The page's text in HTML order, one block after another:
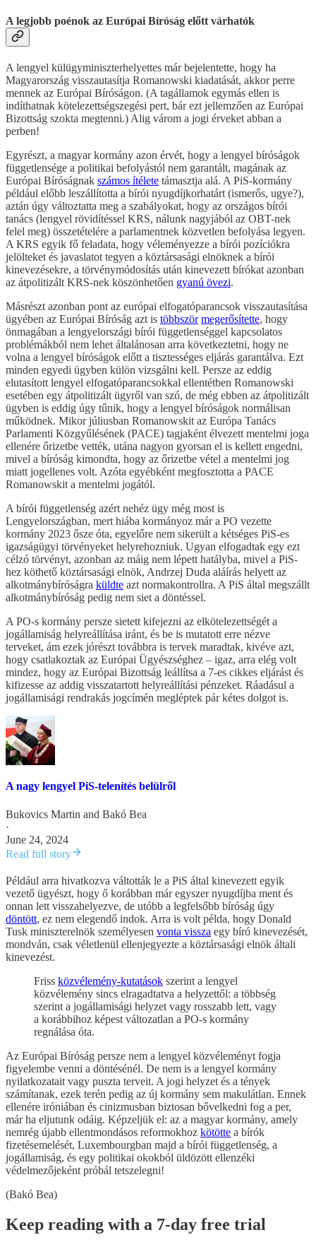
A legjobb poénok az Európai Bíróság előtt várhatók
A lengyel külügyminiszterhelyettes már bejelentette, hogy ha
Magyarország visszautasítja Romanowski kiadatását, akkor perre
mennek az Európai Bíróságon. (A tagállamok egymás ellen is
indíthatnak kötelezettségszegési pert, bár ezt jellemzően az Európai
Bizottság szokta megtenni.) Alig várom a jogi érveket abban a
perben!
Egyrészt, a magyar kormány azon érvét, hogy a lengyel bíróságok
függetlensége a politikai befolyástól nem garantált, magának az
Európai Bíróságnak számos ítélete támasztja alá. A PiS-kormány
például előbb leszállította a bírói nyugdíjkorhatárt (ismerős, ugye?),
aztán úgy változtatta meg a szabályokat, hogy az országos bírói
tanács (lengyel rövidítéssel KRS, nálunk nagyjából az OBT-nek
felel meg) összetételére a parlamentnek közvetlen befolyása legyen.
A KRS egyik fő feladata, hogy véleményezze a bírói pozíciókra
jelölteket és javaslatot tegyen a köztársasági elnöknek a bírói
kinevezésekre, a törvénymódosítás után kinevezett bírókat azonban
az átpolitizált KRS-nek köszönhetően gyanú övezi.
Másrészt azonban pont az európai elfogatóparancsok visszautasítása
ügyében az Európai Bíróság azt is többször megerősítette, hogy
önmagában a lengyelországi bírói függetlenséggel kapcsolatos
problémákból nem lehet általánosan arra következtetni, hogy ne
volna a lengyel bíróságok előtt a tisztességes eljárás garantálva. Ezt
minden egyedi ügyben külön vizsgálni kell. Persze az eddig
elutasított lengyel elfogatóparancsokkal ellentétben Romanowski
esetében egy átpolitizált ügyről van szó, de még ebben az átpolitizált
ügyben is eddig úgy tűnik, hogy a lengyel bíróságok normálisan
működnek. Mikor júliusban Romanowskit az Európa Tanács
Parlamenti Közgyűlésének (PACE) tagjaként élvezett mentelmi joga
ellenére őrizetbe vették, utána nagyon gyorsan el is kellett engedni,
mivel a bíróság kimondta, hogy az őrizetbe vétel a mentelmi jog
miatt jogellenes volt. Azóta egyébként megfosztotta a PACE
Romanowskit a mentelmi jogától.
A bírói függetlenség azért nehéz ügy még most is
Lengyelországban, mert hiába kormányoz már a PO vezette
kormány 2023 ősze óta, egyelőre nem sikerült a kétséges PiS-es
igazságügyi törvényeket helyrehozniuk. Ugyan elfogadtak egy ezt
célzó törvényt, azonban az máig nem lépett hatályba, mivel a PiS-
hez köthető köztársasági elnök, Andrzej Duda aláírás helyett az
alkotmánybíróságra küldte azt normakontrollra. A PiS által megszállt
alkotmánybíróság pedig nem siet a döntéssel.
A PO-s kormány persze sietett kifejezni az elkötelezettségét a
jogállamiság helyreállítása iránt, és be is mutatott erre nézve
terveket, ám ezek jórészt továbbra is tervek maradtak, kivéve azt,
hogy csatlakoztak az Európai Ügyészséghez – igaz, arra elég volt
mindez, hogy az Európai Bizottság leállítsa a 7-es cikkes eljárást és
kifizesse az addig visszatartott helyreállítási pénzeket. Ráadásul a
jogállamisági rendrakás jogcímén megléptek pár kétes dolgot is.
A nagy lengyel PiS-telenítés belülről
Bukovics Martin and Bakó Bea
·
June 24, 2024
Read full story
Például arra hivatkozva váltották le a PiS által kinevezett egyik
vezető ügyészt, hogy ő korábban már egyszer nyugdíjba ment és
onnan lett visszahelyezve, de utóbb a legfelsőbb bíróság úgy
döntött, ez nem elegendő indok. Arra is volt példa, hogy Donald
Tusk miniszterelnök személyesen vonta vissza egy bíró kinevezését,
mondván, csak véletlenül ellenjegyezte a köztársasági elnök általi
kinevezést.
Friss közvélemény-kutatások szerint a lengyel
közvélemény sincs elragadtatva a helyzettől: a többség
szerint a jogállamisági helyzet vagy rosszabb lett, vagy
a korábbihoz képest változatlan a PO-s kormány
regnálása óta.
Az Európai Bíróság persze nem a lengyel közvéleményt fogja
figyelembe venni a döntésénél. De nem is a lengyel kormány
nyilatkozatait vagy puszta terveit. A jogi helyzet és a tények
számítanak, ezek terén pedig az új kormány sem makulátlan. Ennek
ellenére iróniában és cinizmusban biztosan bővelkedni fog a per,
már ha eljutunk odáig. Képzeljük el: az a magyar kormány, amely
nemrég újabb ellentmondásos reformokhoz kötötte a bírók
fizetésemelését, Luxembourgban majd a bírói függetlenség, a
jogállamiság, és egy politikai okokból üldözött ellenzéki
védelmezőjeként próbál tetszelegni!
(Bakó Bea)
Keep reading with a 7-day free trial